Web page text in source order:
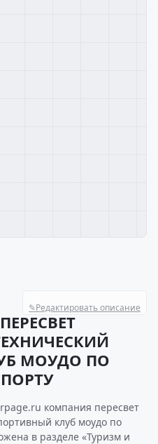
✎Редактировать описание
МОУДО ПО
компания пересвет
клуб моудо по
в разделе «Туризм и